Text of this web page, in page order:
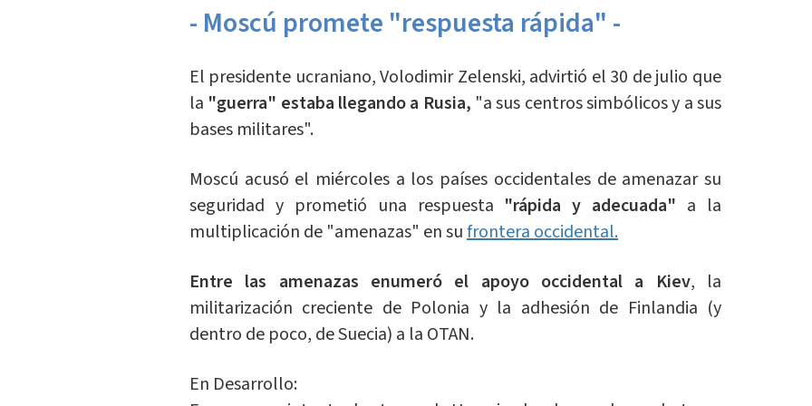
- Moscú promete "respuesta rápida" -
El presidente ucraniano, Volodimir Zelenski, advirtió el 30 de julio que
la "guerra" estaba llegando a Rusia, "a sus centros simbólicos y a sus
bases militares".
Moscú acusó el miércoles a los países occidentales de amenazar su
seguridad y prometió una respuesta "rápida y adecuada" a la
multiplicación de "amenazas" en sufrontera occidental.
Entre las amenazas enumeró el apoyo occidental a Kiev, la
militarización creciente de Polonia y la adhesión de Finlandia (y
dentro de poco, de Suecia) a la OTAN.
En Desarrollo: